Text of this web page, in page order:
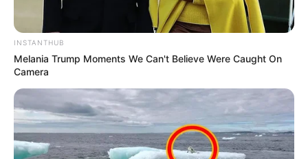
INSTANTHUB
Melania Trump Moments We Can't Believe Were Caught On
Camera